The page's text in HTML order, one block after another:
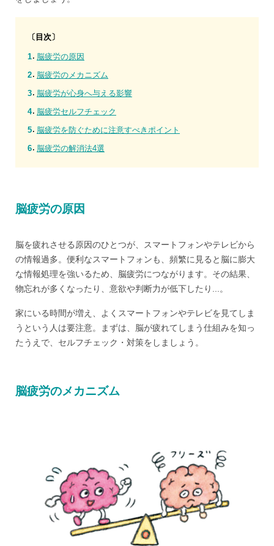
〔目次〕
脳疲労の原因
脳疲労のメカニズム
脳疲労が心身へ与える影響
脳疲労セルフチェック
脳疲労を防ぐために注意すべきポイント
脳疲労の解消法4選
脳疲労の原因
脳を疲れさせる原因のひとつが、スマートフォンやテレビから
の情報過多。便利なスマートフォンも、頻繁に見ると脳に膨大
な情報処理を強いるため、脳疲労につながります。その結果、
物忘れが多くなったり、意欲や判断力が低下したり...。
家にいる時間が増え、よくスマートフォンやテレビを見てしま
うという人は要注意。まずは、脳が疲れてしまう仕組みを知っ
たうえで、セルフチェック・対策をしましょう。
脳疲労のメカニズム